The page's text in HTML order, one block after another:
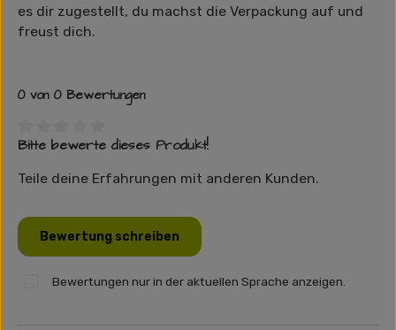
es dir zugestellt, du machst die Verpackung auf und
freust dich.
0 von 0 Bewertungen
Durchschnittliche Bewertung von 0 von 5 Sternen
Bitte bewerte dieses Produkt!
Teile deine Erfahrungen mit anderen Kunden.
Bewertung schreiben
Bewertungen nur in der aktuellen Sprache anzeigen.